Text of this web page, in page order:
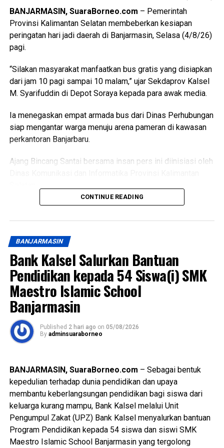
BANJARMASIN, SuaraBorneo.com – Pemerintah
Provinsi Kalimantan Selatan membeberkan kesiapan
peringatan hari jadi daerah di Banjarmasin, Selasa (4/8/26)
pagi.
“Silakan masyarakat manfaatkan bus gratis yang disiapkan
dari jam 10 pagi sampai 10 malam,” ujar Sekdaprov Kalsel
M. Syarifuddin di Depot Soraya kepada para awak media.
Ia menegaskan empat armada bus dari Dinas Perhubungan
siap mengantar warga menuju arena pameran di kawasan
perkantoran Banjarbaru.
Ajang Bincang Santai bersama insan pers ini diinisiasi oleh
Pertemuan hangat ini dikemas penuh keakraban untuk
menyampaikan keterbukaan informasi pembangunan
Puncak perayaan tahun ini dibuat lebih berkesan agar
masyarakat bisa datang menikmati hiburan murah meriah.
Seluruh jajaran satuan kerja perangkat daerah dikerahkan
sesuai tugas masing-masing demi melayani keperluan
warga Banua.
“Peresmian Masjid Syekh Muhammad Arsyad Al-Banjari
menjadi agenda istimewa dalam rangkaian peringatan
“Tempat ibadah megah tersebut siap difungsikan langsung
untuk pelaksanaan salat Jumat berjemaah setelah
diresmikan hari Kamis, “ ucapnya.
“Kehadiran ikon religi baru ini sekaligus menambah
destinasi wisata spiritual bagi masyarakat di kawasan
CONTINUE READING
BANJARMASIN
Bank Kalsel Salurkan Bantuan
Pendidikan kepada 54 Siswa(i) SMK
Maestro Islamic School
Banjarmasin
Published 2 hari ago on 05/08/2026
By adminsuaraborneo
BANJARMASIN, SuaraBorneo.com – Sebagai bentuk
kepedulian terhadap dunia pendidikan dan upaya
membantu keberlangsungan pendidikan bagi siswa dari
keluarga kurang mampu, Bank Kalsel melalui Unit
Pengumpul Zakat (UPZ) Bank Kalsel menyalurkan bantuan
Program Pendidikan kepada 54 siswa dan siswi SMK
Maestro Islamic School Banjarmasin yang tergolong